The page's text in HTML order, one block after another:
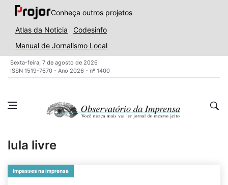
Conheça outros projetos
Atlas da Notícia
Codesinfo
Manual de Jornalismo Local
Sexta-feira, 7 de agosto de 2026
ISSN 1519-7670 - Ano 2026 - nº 1400
lula livre
Impasses na imprensa